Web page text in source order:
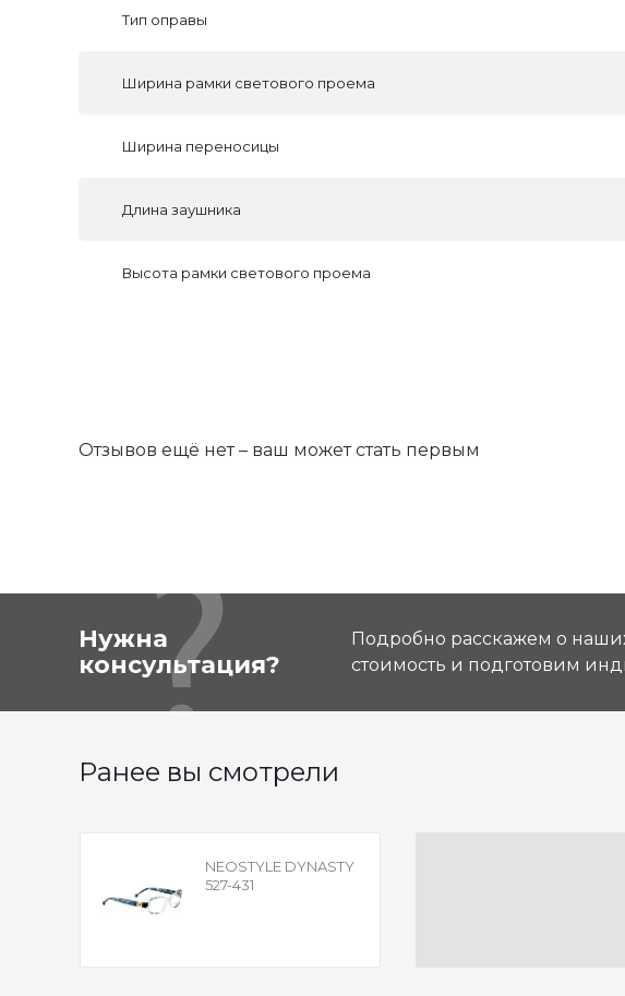
Тип оправы
Ширина рамки светового проема
Ширина переносицы
Длина заушника
Высота рамки светового проема
Отзывов ещё нет – ваш может стать первым
Нужна
консультация?
Подробно расскажем о наших
стоимость и подготовим
Ранее вы смотрели
NEOSTYLE DYNASTY
527-431